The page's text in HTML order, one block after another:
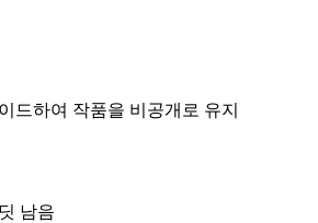
드하여 작품을 비공개로 유지
남음